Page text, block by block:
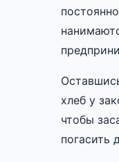
хлеб у
чтобы
погасить